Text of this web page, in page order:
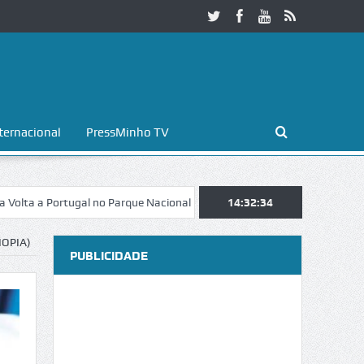
PressMinho TV
no Parque Nacional da Peneda-Gerês Esposende.
14:32:35
PUBLICIDADE